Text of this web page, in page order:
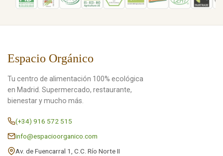
Espacio Orgánico
Tu centro de alimentación 100% ecológica
en Madrid. Supermercado, restaurante,
bienestar y mucho más.
(+34) 916 572 515
info@espacioorganico.com
Av. de Fuencarral 1, C.C. Río Norte II